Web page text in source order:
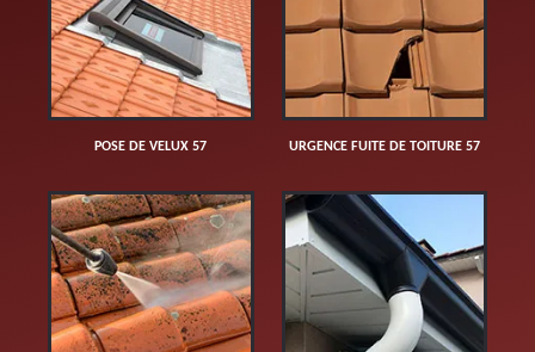
POSE DE VELUX 57 URGENCE FUITE DE TOITURE 57